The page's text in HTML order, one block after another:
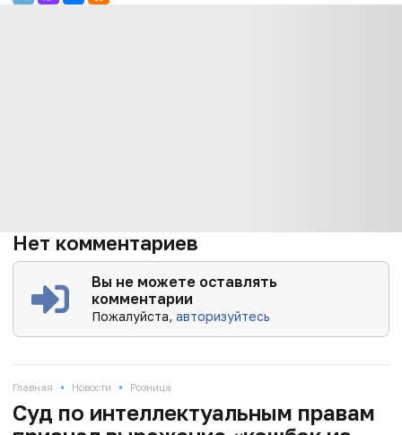
Нет комментариев
Вы не можете оставлять
комментарии
Пожалуйста,авторизуйтесь
Главная • Новости • Розница
Суд по интеллектуальным правам